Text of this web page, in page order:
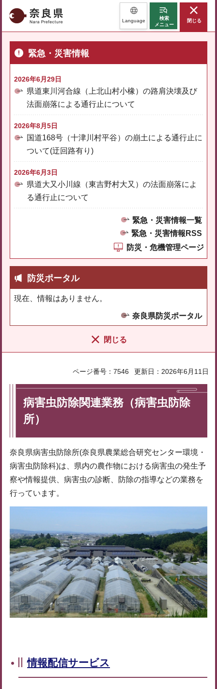
奈良県 Language
検索
メニュー
閉じる
緊急・災害情報
2026年6月29日
県道東川河合線（上北山村小橡）の路肩決壊及び
法面崩落による通行止について
2026年8月5日
国道168号（十津川村平谷）の崩土による通行止に
ついて(迂回路有り)
2026年6月3日
県道大又小川線（東吉野村大又）の法面崩落によ
る通行止について
緊急・災害情報一覧
緊急・災害情報RSS
防災・危機管理ページ
防災ポータル
現在、情報はありません。
奈良県防災ポータル
閉じる
ページ番号：7546 更新日：2026年6月11日
病害虫防除関連業務（病害虫防除
所）
奈良県病害虫防除所(奈良県農業総合研究センター環境・
病害虫防除科)は、県内の農作物における病害虫の発生予
察や情報提供、病害虫の診断、防除の指導などの業務を
行っています。
情報配信サービス